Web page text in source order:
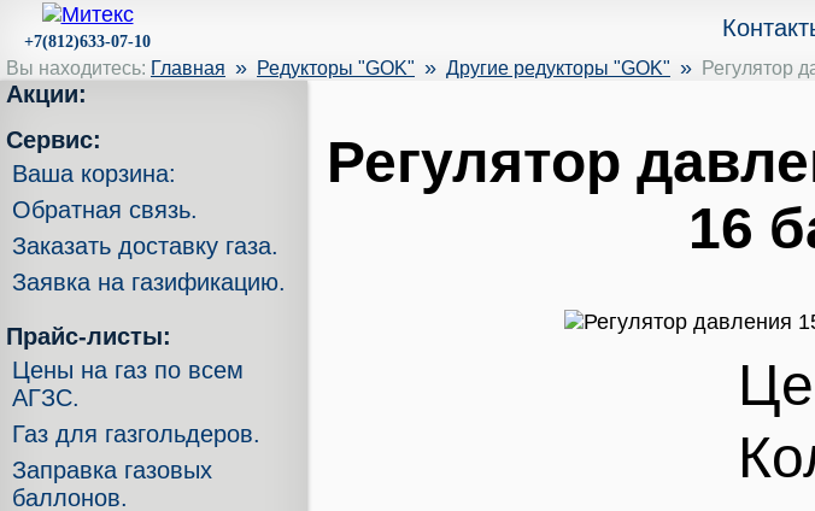
+7(812)633-07-10
Вы находитесь: Главная » Редукторы "GOK" » Другие редукторы "GOK" » Регулятор
Регулятор
16
Акции:
Сервис:
Ваша корзина:
Обратная связь.
Заказать доставку газа.
Заявка на газификацию.
Прайс-листы:
Цены на газ по всем
АГЗС.
Газ для газгольдеров.
Заправка газовых
баллонов.